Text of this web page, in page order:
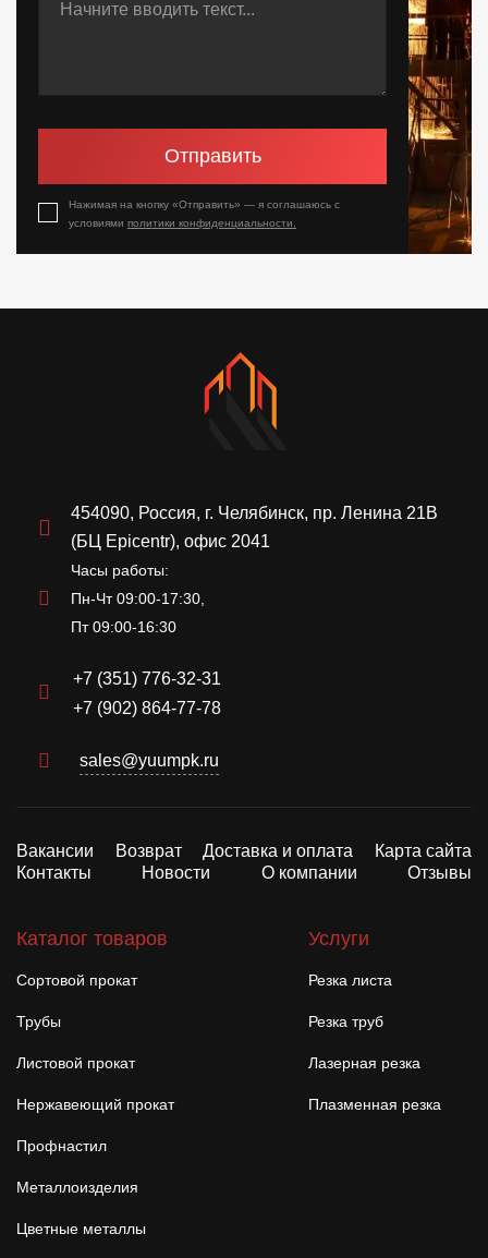
Отправить
Нажимая на кнопку «Отправить» — я соглашаюсь с
условиями политики конфиденциальности.
454090, Россия, г. Челябинск, пр. Ленина 21В
(БЦ Epicentr), офис 2041
Часы работы:
Пн-Чт 09:00-17:30,
Пт 09:00-16:30
+7 (351) 776-32-31
+7 (902) 864-77-78
sales@yuumpk.ru
Вакансии Возврат Доставка и оплата
Карта сайта
Контакты
Новости О компании Отзывы
Каталог товаров
Сортовой прокат
Трубы
Листовой прокат
Нержавеющий прокат
Профнастил
Металлоизделия
Цветные металлы
Услуги
Резка листа
Резка труб
Лазерная резка
Плазменная резка